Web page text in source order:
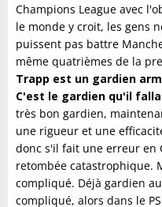
Champions League avec
le monde y croit, les gens
puissent pas battre
même quatrièmes de la
Trapp est un gardien
C'est le gardien qu'il
très bon gardien,
une rigueur et une
donc s'il fait une erreur en
retombée catastrophique.
compliqué. Déjà gardien
compliqué, alors dans le